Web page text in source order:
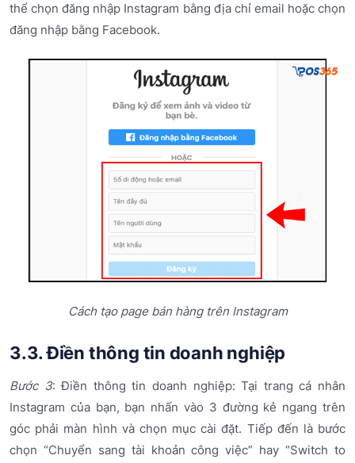
thể chọn đăng nhập Instagram bằng địa chỉ email hoặc chọn
đăng nhập bằng Facebook.
Cách tạo page bán hàng trên Instagram
3.3. Điền thông tin doanh nghiệp
Bước 3: Điền thông tin doanh nghiệp: Tại trang cá nhân
Instagram của bạn, bạn nhấn vào 3 đường kẻ ngang trên
góc phải màn hình và chọn mục cài đặt. Tiếp đến là bước
chọn “Chuyển sang tài khoản công việc” hay “Switch to